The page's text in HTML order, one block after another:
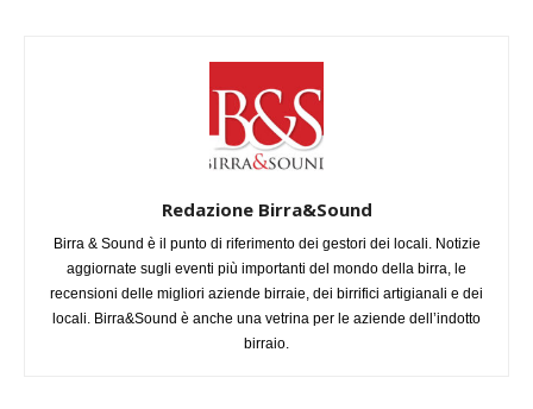
Redazione Birra&Sound
Birra & Sound è il punto di riferimento dei gestori dei locali. Notizie
aggiornate sugli eventi più importanti del mondo della birra, le
recensioni delle migliori aziende birraie, dei birrifici artigianali e dei
locali. Birra&Sound è anche una vetrina per le aziende dell’indotto
birraio.